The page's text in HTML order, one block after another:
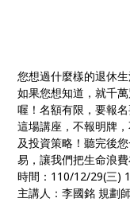
您想過什麼樣的退休
如果您想知道，就千
喔！名額有限，要報名
這場講座，不報明牌
及投資策略！聽完後
易，讓我們把生命浪
時間：110/12/29(三)
主講人：李國銘 規劃師